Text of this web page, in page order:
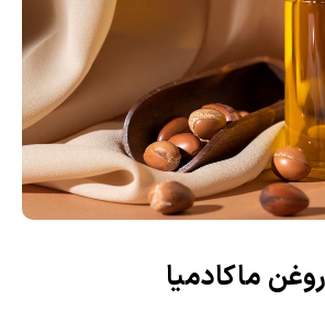
ماکادمیا